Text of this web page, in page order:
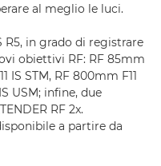
al meglio le luci.
R5, in grado di registrare
obiettivi RF: RF 85mm
IS STM, RF 800mm F11
USM; infine, due
RF 2x.
a partire da